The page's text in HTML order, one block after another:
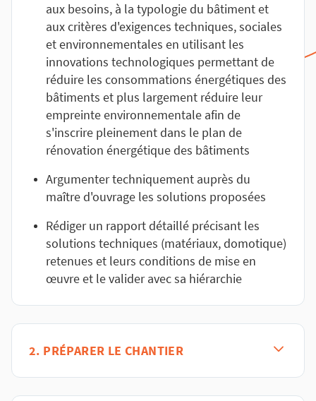
aux besoins, à la typologie du bâtiment et
aux critères d'exigences techniques, sociales
et environnementales en utilisant les
innovations technologiques permettant de
réduire les consommations énergétiques des
bâtiments et plus largement réduire leur
empreinte environnementale afin de
s'inscrire pleinement dans le plan de
rénovation énergétique des bâtiments
Argumenter techniquement auprès du
maître d'ouvrage les solutions proposées
Rédiger un rapport détaillé précisant les
solutions techniques (matériaux, domotique)
retenues et leurs conditions de mise en
œuvre et le valider avec sa hiérarchie
2. PRÉPARER LE CHANTIER